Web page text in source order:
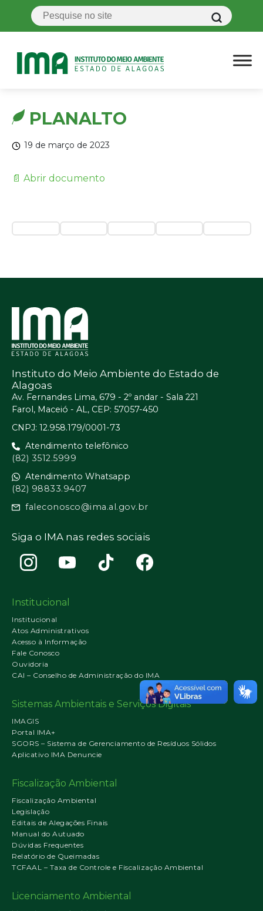
PLANALTO
19 de março de 2023
📄 Abrir documento
Instituto do Meio Ambiente do Estado de
Alagoas
Av. Fernandes Lima, 679 - 2º andar - Sala 221
Farol, Maceió - AL, CEP: 57057-450
CNPJ: 12.958.179/0001-73
Atendimento telefônico
(82) 3512.5999
Atendimento Whatsapp
(82) 98833.9407
faleconosco@ima.al.gov.br
Siga o IMA nas redes sociais
Institucional
Institucional
Atos Administrativos
Acesso à Informação
Fale Conosco
Ouvidoria
CAI – Conselho de Administração do IMA
Sistemas Ambientais e Serviços Digitais
IMAGIS
Portal IMA+
SGORS – Sistema de Gerenciamento de Resíduos Sólidos
Aplicativo IMA Denuncie
Fiscalização Ambiental
Fiscalização Ambiental
Legislação
Editais de Alegações Finais
Manual do Autuado
Dúvidas Frequentes
Relatório de Queimadas
TCFAAL – Taxa de Controle e Fiscalização Ambiental
Licenciamento Ambiental